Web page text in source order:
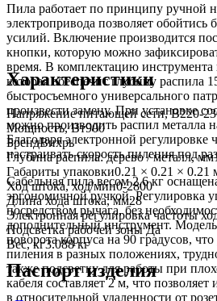
Пила работает по принципу ручной
электропривода позволяет обойтись
усилий. Включение производится
кнопки, которую можно
время. В комплектацию инструмента
которая обеспечит глубину распила
быстросъемного универсального
произвести замену. При установке
можно производить распил металла
Благодаря электронной регулировке
настраивать скорость пиления под
Сабельная пила весом 2,6 кг
эргономичной ручкой. Регулировка
посредством рычага, без
дополнительный инструмент.
поворота корпуса на 90 градусов,
пиления в разных положениях,
также подсветку для работы при
кабеля составляет 2 м, что позволяет
в относительной удаленности от
Характеристики
Напряжение питающей сети, В220-
Мощность, Вт900
БрендВихрь
Глубина распила: дерево / металл, мм
Габариты упаковки0.21 × 0.21 × 0.21
Ход штока, ход/мин0-2800
Длина хода штока, мм28
Электронная регулировка частоты
Подсветка рабочей зоныДа
Вес, кг3.088 кг
Паспорт изделия